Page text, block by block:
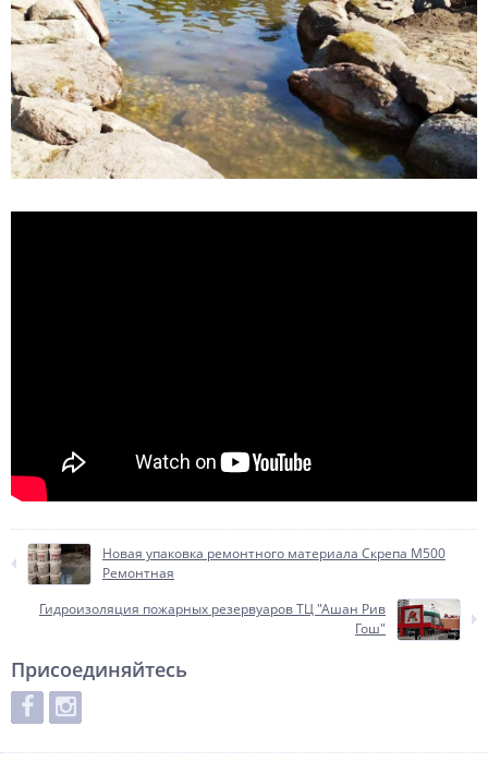
Новая упаковка ремонтного материала Скрепа М500
Ремонтная
Гидроизоляция пожарных резервуаров ТЦ "Ашан Рив
Гош"
Присоединяйтесь